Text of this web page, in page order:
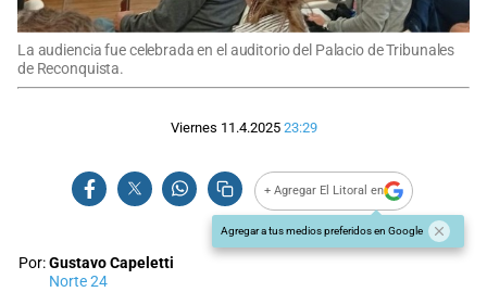
La audiencia fue celebrada en el auditorio del Palacio de Tribunales
de Reconquista.
Viernes 11.4.2025 23:29
+ Agregar El Litoral en
Agregar a tus medios preferidos en Google
Por:Gustavo Capeletti
Norte 24